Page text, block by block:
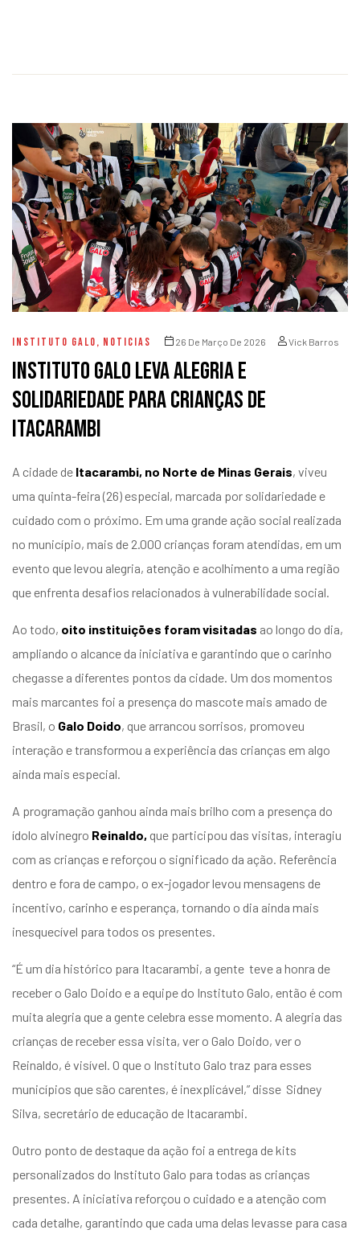
INSTITUTO GALO, NOTICIAS 26 De Março De 2026 Vick Barros
Instituto Galo leva alegria e
solidariedade para crianças de
Itacarambi
A cidade de Itacarambi, no Norte de Minas Gerais, viveu
uma quinta-feira (26) especial, marcada por solidariedade e
cuidado com o próximo. Em uma grande ação social realizada
no município, mais de 2.000 crianças foram atendidas, em um
evento que levou alegria, atenção e acolhimento a uma região
que enfrenta desafios relacionados à vulnerabilidade social.
Ao todo, oito instituições foram visitadas ao longo do dia,
ampliando o alcance da iniciativa e garantindo que o carinho
chegasse a diferentes pontos da cidade. Um dos momentos
mais marcantes foi a presença do mascote mais amado de
Brasil, o Galo Doido, que arrancou sorrisos, promoveu
interação e transformou a experiência das crianças em algo
ainda mais especial.
A programação ganhou ainda mais brilho com a presença do
ídolo alvinegro Reinaldo, que participou das visitas, interagiu
com as crianças e reforçou o significado da ação. Referência
dentro e fora de campo, o ex-jogador levou mensagens de
incentivo, carinho e esperança, tornando o dia ainda mais
inesquecível para todos os presentes.
“É um dia histórico para Itacarambi, a gente teve a honra de
receber o Galo Doido e a equipe do Instituto Galo, então é com
muita alegria que a gente celebra esse momento. A alegria das
crianças de receber essa visita, ver o Galo Doido, ver o
Reinaldo, é visível. O que o Instituto Galo traz para esses
municípios que são carentes, é inexplicável,” disse Sidney
Silva, secretário de educação de Itacarambi.
Outro ponto de destaque da ação foi a entrega de kits
personalizados do Instituto Galo para todas as crianças
presentes. A iniciativa reforçou o cuidado e a atenção com
cada detalhe, garantindo que cada uma delas levasse para casa